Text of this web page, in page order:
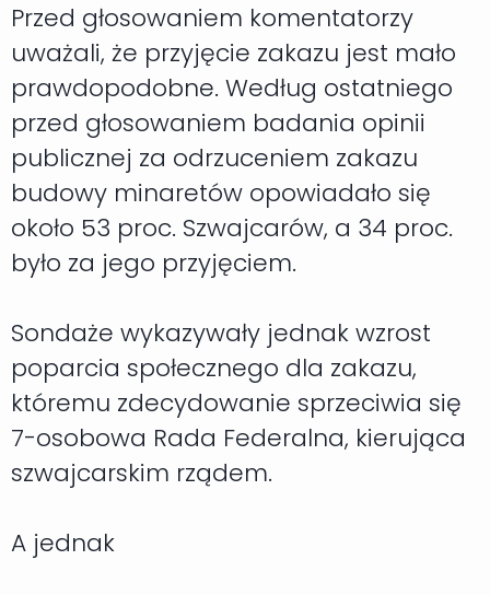
Przed głosowaniem komentatorzy
uważali, że przyjęcie zakazu jest mało
prawdopodobne. Według ostatniego
przed głosowaniem badania opinii
publicznej za odrzuceniem zakazu
budowy minaretów opowiadało się
około 53 proc. Szwajcarów, a 34 proc.
było za jego przyjęciem.
Sondaże wykazywały jednak wzrost
poparcia społecznego dla zakazu,
któremu zdecydowanie sprzeciwia się
7-osobowa Rada Federalna, kierująca
szwajcarskim rządem.
A jednak